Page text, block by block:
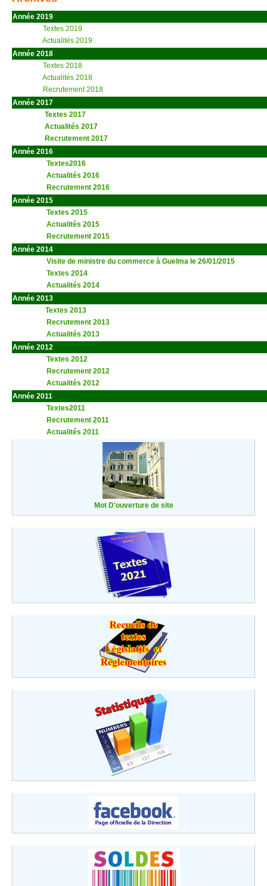
Année 2019
Textes 2019
Actualités 2019
Année 2018
Textes 2018
Actualités 2018
Recrutement 2018
Année 2017
Textes 2017
Actualités 2017
Recrutement 2017
Année 2016
Textes2016
Actualités 2016
Recrutement 2016
Année 2015
Textes 2015
Actualités 2015
Recrutement 2015
Année 2014
Visite de ministre du commerce à Guelma le 26/01/2015
Textes 2014
Actualités 2014
Année 2013
Textes 2013
Recrutement 2013
Actualités 2013
Année 2012
Textes 2012
Recrutement 2012
Actualités 2012
Année 2011
Textes2011
Recrutement 2011
Actualités 2011
Mot D'ouverture de site